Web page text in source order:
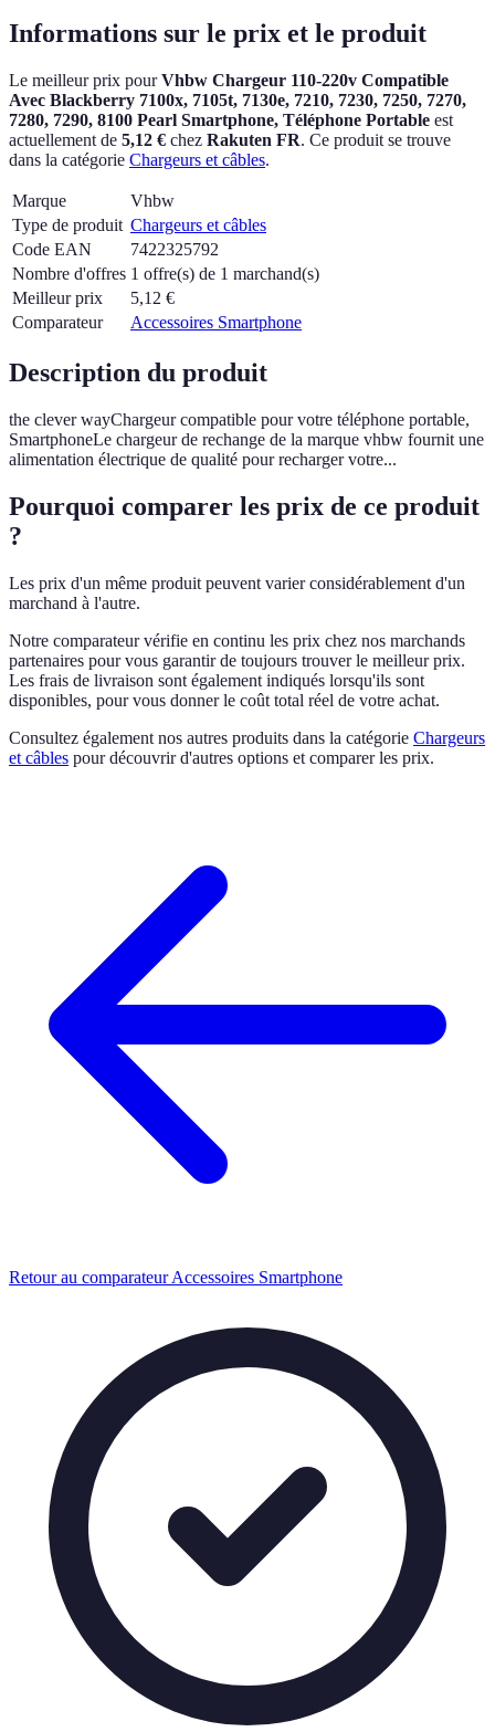
Informations sur le prix et le produit
Le meilleur prix pourVhbw Chargeur 110-220v Compatible
Avec Blackberry 7100x, 7105t, 7130e, 7210, 7230, 7250, 7270,
7280, 7290, 8100 Pearl Smartphone, Téléphone Portable est
actuellement de 5,12 € chez Rakuten FR. Ce produit se trouve
dans la catégorie Chargeurs et câbles.
Marque
Vhbw
Type de produit Chargeurs et câbles
Code EAN
7422325792
Nombre d'offres 1 offre(s) de 1 marchand(s)
Meilleur prix
5,12 €
Comparateur
Accessoires Smartphone
Description du produit
the clever wayChargeur compatible pour votre téléphone portable,
SmartphoneLe chargeur de rechange de la marque vhbw fournit une
alimentation électrique de qualité pour recharger votre...
Pourquoi comparer les prix de ce produit
?
Les prix d'un même produit peuvent varier considérablement d'un
marchand à l'autre.
Notre comparateur vérifie en continu les prix chez nos marchands
partenaires pour vous garantir de toujours trouver le meilleur prix.
Les frais de livraison sont également indiqués lorsqu'ils sont
disponibles, pour vous donner le coût total réel de votre achat.
Consultez également nos autres produits dans la catégorie Chargeurs
et câbles pour découvrir d'autres options et comparer les prix.
Retour au comparateur Accessoires Smartphone